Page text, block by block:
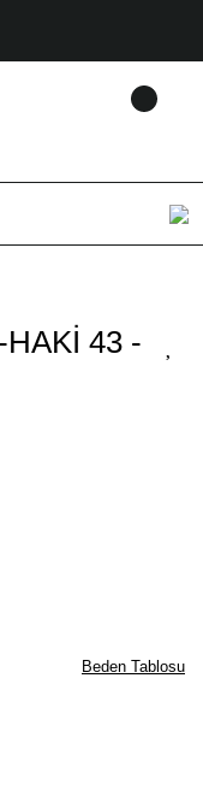
43 -
Beden Tablosu